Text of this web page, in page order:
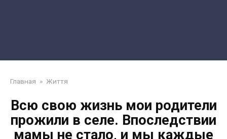
Главная » Життя
Всю свою жизнь мои родители
прожили в селе. Впоследствии
мамы не стало, и мы каждые